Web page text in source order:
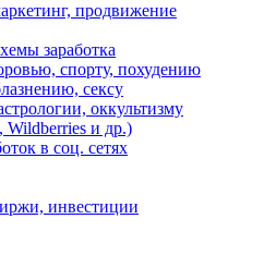
продвижение
заработка
спорту, похудению
сексу
оккультизму
и др.)
в соц. сетях
инвестиции